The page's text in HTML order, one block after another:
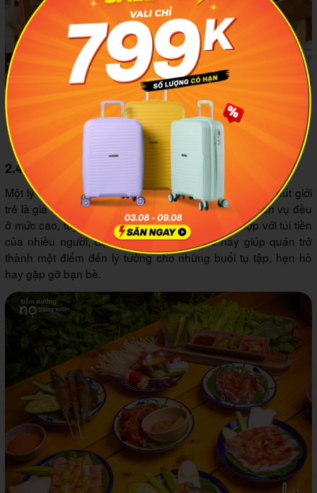
Nhân viên chuyên nghiệp, thân thiện với nụ cười rạng rỡ trên
môi là điểm cộng lớn tại đây (Nguồn ảnh: Tiệm nướng Nọ
trong vườn)
2.4 Giá cả phải chăng
Một lý do khác khiến Tiệm Nướng Nọ Trong Vườn thu hút giới
trẻ là giá cả hợp lý. Mặc dù chất lượng món ăn và dịch vụ đều
ở mức cao, tuy nhiên giá cả tại đây lại khá phù hợp với túi tiền
của nhiều người, đặc biệt là giới trẻ. Điều này giúp quán trở
thành một điểm đến lý tưởng cho những buổi tụ tập, hẹn hò
hay gặp gỡ bạn bè.